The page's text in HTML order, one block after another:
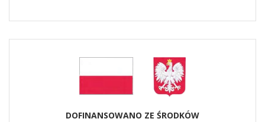
DOFINANSOWANO ZE ŚRODKÓW